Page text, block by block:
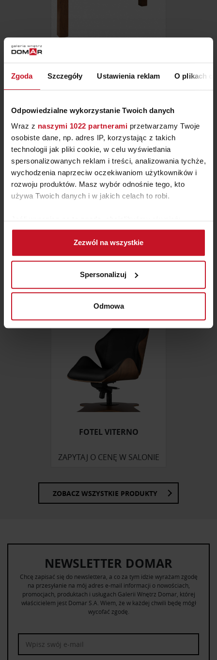
Zgoda Szczegóły Ustawienia reklam O plikach
Odpowiedzialne wykorzystanie Twoich danych
Wraz z naszymi 1022 partnerami przetwarzamy Twoje
osobiste dane, np. adres IP, korzystając z takich
technologii jak pliki cookie, w celu wyświetlania
spersonalizowanych reklam i treści, analizowania tychże,
wychodzenia naprzeciw oczekiwaniom użytkowników i
rozwoju produktów. Masz wybór odnośnie tego, kto
używa Twoich danych i w jakich celach to robi.
Jeśli wyrazisz na to zgodę, chcielibyśmy również:
Gromadzić dane dotyczące Twojej lokalizacji
geograficznej z dokładnością nawet do kilku metrów
Identyfikować Twoje urządzenie, aktywnie
(fingerprinting, czyli wirtualny odcisk palca)
Dowiedz się więcej odnośnie tego, jak Twoje osobiste
dane są przetwarzane oraz ustaw własne preferencje w
zmienić lub wycofać swoją zgodę w dowolnej chwili.
Wykorzystujemy pliki cookie do spersonalizowania treści
i reklam, aby oferować funkcje społecznościowe i
analizować ruch w naszej witrynie. Informacje o tym, jak
korzystasz z naszej witryny, udostępniamy partnerom
społecznościowym, reklamowym i analitycznym.
Partnerzy mogą połączyć te informacje z innymi danymi
korzystania z ich usług.
Zezwól na wszystkie
Spersonalizuj
Odmowa
ZAPYTAJ O CENĘ W SALONIE
FOTEL VITERNO
ZAPYTAJ O CENĘ W SALONIE
ZOBACZ WSZYSTKIE PRODUKTY
NEWSLETTER DOMAR
Chcę zapisać się do newslettera, a co za tym idzie wyrażam zgodę
na przesyłanie na mój adres e-mail informacji o nowościach,
promocjach, produktach i usługach Galerii Wnętrz Domar, której
właścicielem jest Domar S.A. Wiem, że w każdej chwili będę mógł
wycofać zgodę.